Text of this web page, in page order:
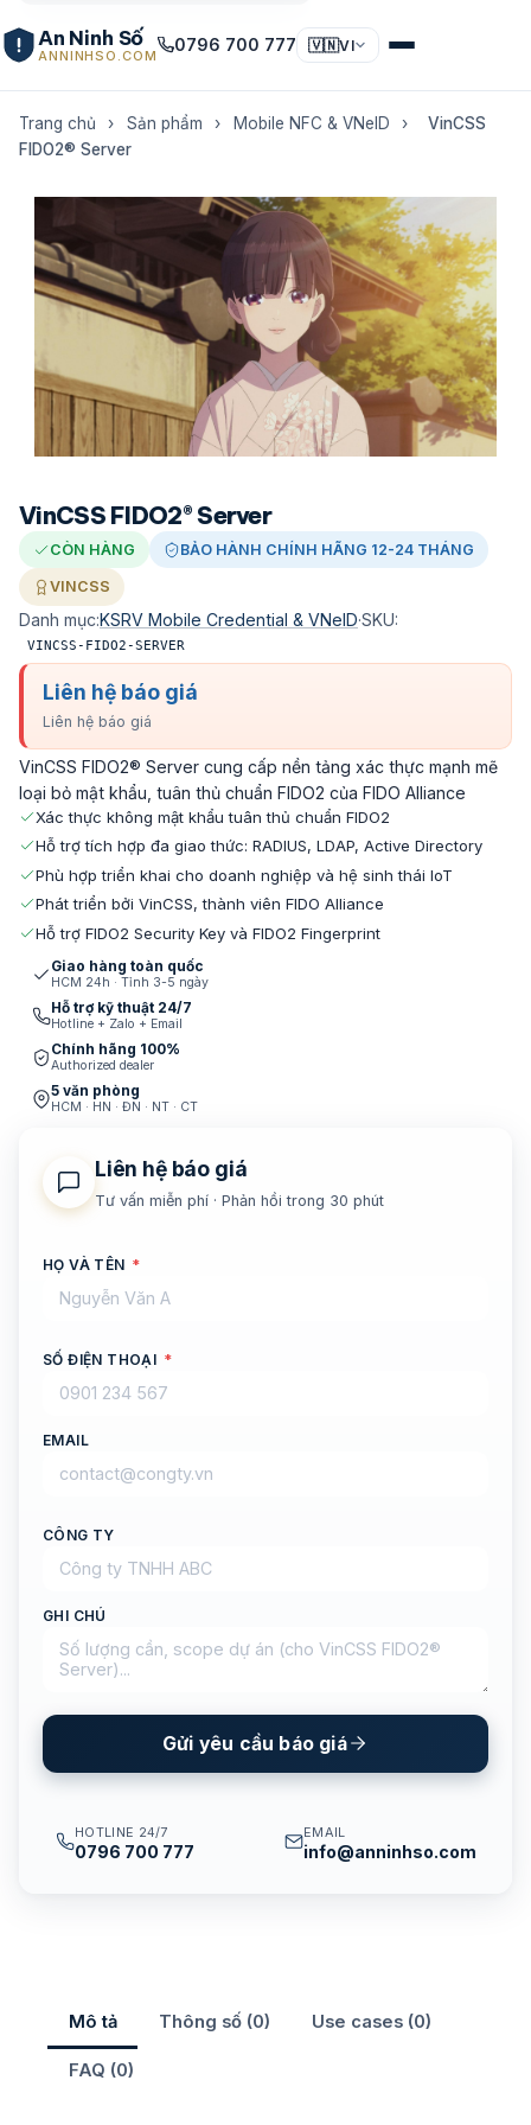
An Ninh Số
ANNINHSO.COM
0796 700 777 🇻🇳VI
Trang chủ › Sản phẩm › Mobile NFC & VNeID ›
VinCSS
FIDO2® Server
VinCSS FIDO2® Server
CÒN HÀNG BẢO HÀNH CHÍNH HÃNG 12-24 THÁNG
VINCSS
Danh mục:KSRV Mobile Credential & VNeID·SKU:
VINCSS-FIDO2-SERVER
Liên hệ báo giá
Liên hệ báo giá
VinCSS FIDO2® Server cung cấp nền tảng xác thực mạnh mẽ
loại bỏ mật khẩu, tuân thủ chuẩn FIDO2 của FIDO Alliance
Xác thực không mật khẩu tuân thủ chuẩn FIDO2
Hỗ trợ tích hợp đa giao thức: RADIUS, LDAP, Active Directory
Phù hợp triển khai cho doanh nghiệp và hệ sinh thái IoT
Phát triển bởi VinCSS, thành viên FIDO Alliance
Hỗ trợ FIDO2 Security Key và FIDO2 Fingerprint
Giao hàng toàn quốc
HCM 24h · Tỉnh 3-5 ngày
Hỗ trợ kỹ thuật 24/7
Hotline + Zalo + Email
Chính hãng 100%
Authorized dealer
5 văn phòng
HCM · HN · ĐN · NT · CT
Liên hệ báo giá
Tư vấn miễn phí · Phản hồi trong 30 phút
HỌ VÀ TÊN *
SỐ ĐIỆN THOẠI *
EMAIL
CÔNG TY
GHI CHÚ
Gửi yêu cầu báo giá
HOTLINE 24/7
0796 700 777
EMAIL
info@anninhso.com
Mô tả Thông số (0) Use cases (0)
FAQ (0)